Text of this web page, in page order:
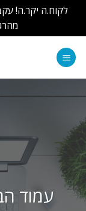
לקוח.ה יקר.ה!
עמוד